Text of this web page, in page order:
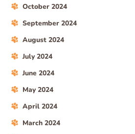
October 2024
September 2024
August 2024
July 2024
June 2024
May 2024
April 2024
March 2024